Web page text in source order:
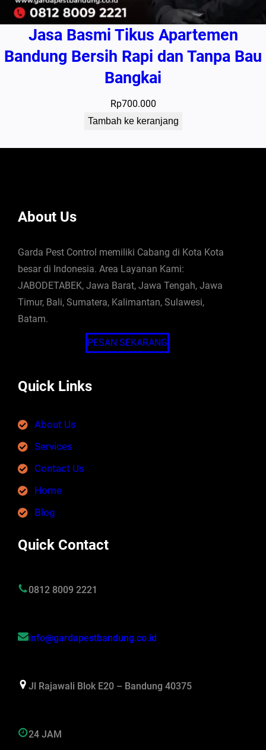
Jasa Basmi Tikus Apartemen
Bandung Bersih Rapi dan Tanpa Bau
Bangkai
Rp700.000
Tambah ke keranjang
About Us
Garda Pest Control memiliki Cabang di Kota Kota
besar di Indonesia. Area Layanan Kami:
JABODETABEK, Jawa Barat, Jawa Tengah, Jawa
Timur, Bali, Sumatera, Kalimantan, Sulawesi,
Batam.
PESAN SEKARANG
Quick Links
About Us
Services
Contact Us
Home
Blog
Quick Contact
0812 8009 2221
info@gardapestbandung.co.id
Jl Rajawali Blok E20 – Bandung 40375
24 JAM